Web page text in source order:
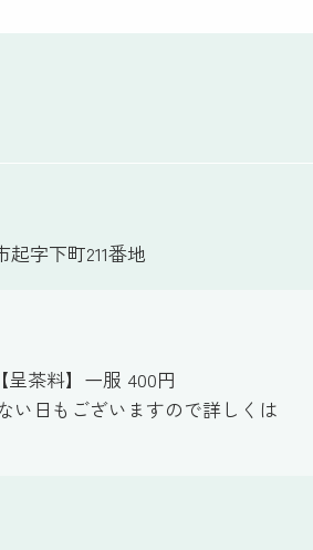
字下町211番地
茶料】一服 400円
い日もございますので詳しくは